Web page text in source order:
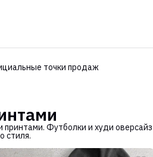
точки продаж
Футболки и худи оверсайз
стиля.